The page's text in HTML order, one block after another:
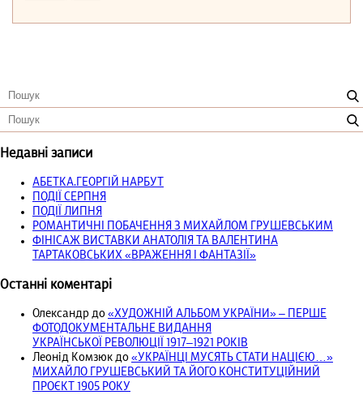
Недавні записи
АБЕТКА.ГЕОРГІЙ НАРБУТ
ПОДІЇ СЕРПНЯ
ПОДІЇ ЛИПНЯ
РОМАНТИЧНІ ПОБАЧЕННЯ З МИХАЙЛОМ ГРУШЕВСЬКИМ
ФІНІСАЖ ВИСТАВКИ АНАТОЛІЯ ТА ВАЛЕНТИНА
ТАРТАКОВСЬКИХ «ВРАЖЕННЯ І ФАНТАЗІЇ»
Останні коментарі
Олександр до «ХУДОЖНІЙ АЛЬБОМ УКРАЇНИ» – ПЕРШЕ
ФОТОДОКУМЕНТАЛЬНЕ ВИДАННЯ
УКРАЇНСЬКОЇ РЕВОЛЮЦІЇ 1917‒1921 РОКІВ
Леонід Комзюк до «УКРАЇНЦІ МУСЯТЬ СТАТИ НАЦІЄЮ…»
МИХАЙЛО ГРУШЕВСЬКИЙ ТА ЙОГО КОНСТИТУЦІЙНИЙ
ПРОЄКТ 1905 РОКУ